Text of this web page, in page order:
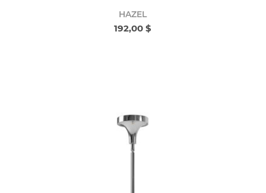
HAZEL
192,00 $